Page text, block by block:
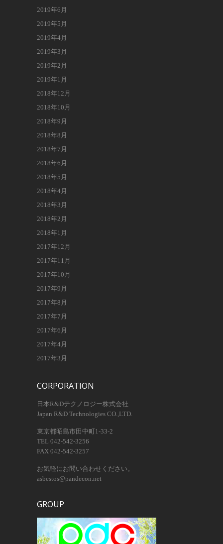
2019年6月
2019年5月
2019年4月
2019年3月
2019年2月
2019年1月
2018年12月
2018年10月
2018年9月
2018年8月
2018年7月
2018年6月
2018年5月
2018年4月
2018年3月
2018年2月
2018年1月
2017年12月
2017年11月
2017年10月
2017年9月
2017年8月
2017年7月
2017年6月
2017年4月
2017年3月
CORPORATION
日本R&Dテクノロジー株式会社
Japan R&D Technologies CO.,LTD.
東京都昭島市田中町1-33-2
TEL 042-542-3256
FAX 042-542-3257
お気軽にお問い合わせください。
asbestos@pandecon.net
GROUP